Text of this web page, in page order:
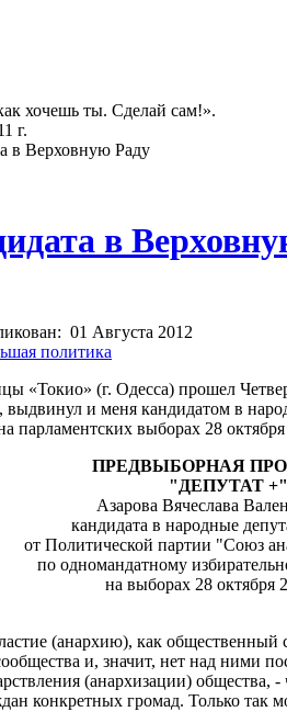
хочешь ты. Сделай сам!».
г.
в Верховную Раду
в
01 Августа 2012
политика
«Токио» (г. Одесса) прошел
и меня кандидатом в
парламентских выборах 28
ПРЕДВЫБОРНАЯ
"ДЕПУТАТ +"
Азарова Вячеслава
кандидата в народные
от Политической партии "Союз
по одномандатному
на выборах 28 октября
(анархию), как общественный
и, значит, нет над ними
(анархизации) общества,
конкретных громад. Только так